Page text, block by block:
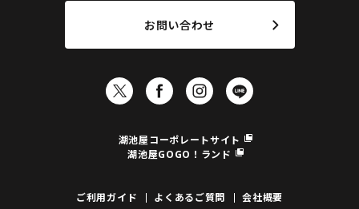
お問い合わせ
湖池屋コーポレートサイト
湖池屋GOGO！ランド
ご利用ガイド よくあるご質問 会社概要